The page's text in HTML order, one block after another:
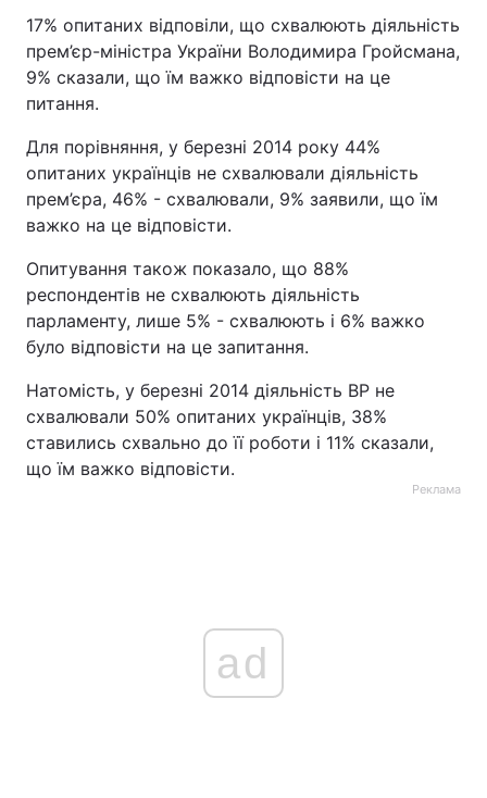
17% опитаних відповіли, що схвалюють діяльність
прем’єр-міністра України Володимира Гройсмана,
9% сказали, що їм важко відповісти на це
питання.
Для порівняння, у березні 2014 року 44%
опитаних українців не схвалювали діяльність
прем’єра, 46% - схвалювали, 9% заявили, що їм
важко на це відповісти.
Опитування також показало, що 88%
респондентів не схвалюють діяльність
парламенту, лише 5% - схвалюють і 6% важко
було відповісти на це запитання.
Натомість, у березні 2014 діяльність ВР не
схвалювали 50% опитаних українців, 38%
ставились схвально до її роботи і 11% сказали,
що їм важко відповісти.
Реклама
ad